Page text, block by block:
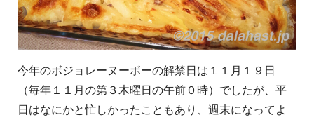
今年のボジョレーヌーボーの解禁日は１１月１９日
（毎年１１月の第３木曜日の午前０時）でしたが、平
日はなにかと忙しかったこともあり、週末になってよ